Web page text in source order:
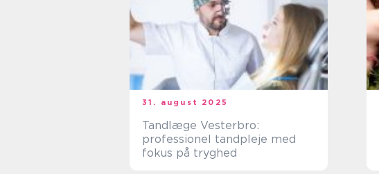
31. august 2025
Tandlæge Vesterbro:
professionel tandpleje med
fokus på tryghed